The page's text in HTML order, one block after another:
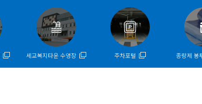
세교복지타운 수영장 주차포털 종량제 봉